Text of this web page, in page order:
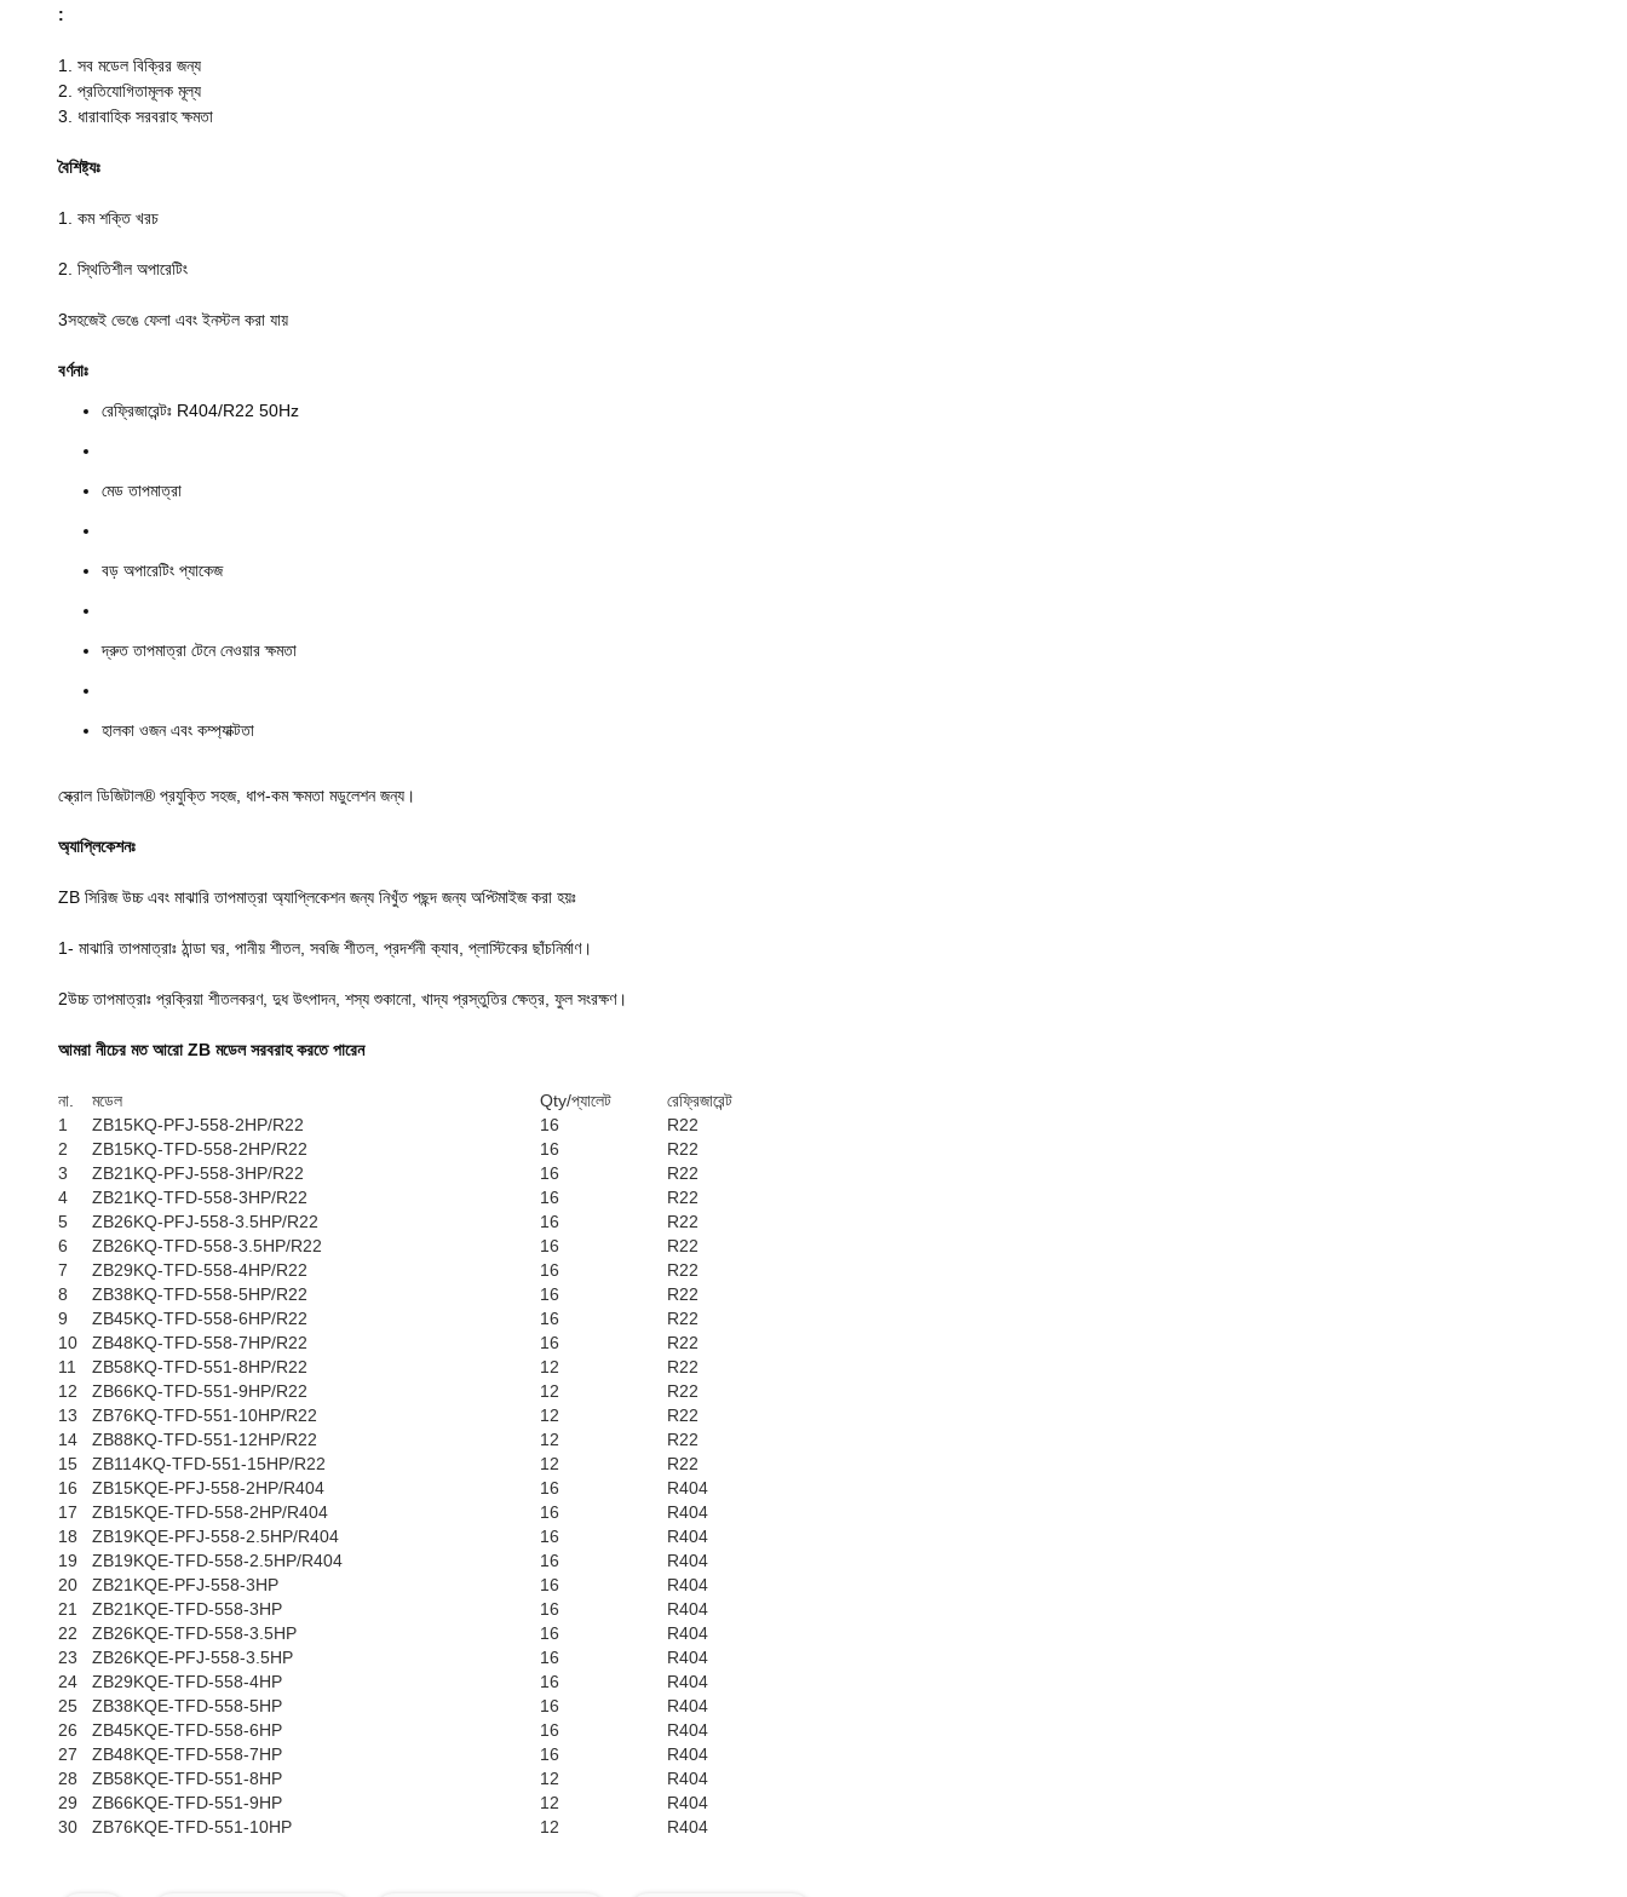
:
1. সব মডেল বিক্রির জন্য
2. প্রতিযোগিতামূলক মূল্য
3. ধারাবাহিক সরবরাহ ক্ষমতা
বৈশিষ্ট্যঃ
1. কম শক্তি খরচ
2. স্থিতিশীল অপারেটিং
3সহজেই ভেঙে ফেলা এবং ইনস্টল করা যায়
বর্ণনাঃ
রেফ্রিজারেন্টঃ R404/R22 50Hz
মেড তাপমাত্রা
বড় অপারেটিং প্যাকেজ
দ্রুত তাপমাত্রা টেনে নেওয়ার ক্ষমতা
হালকা ওজন এবং কম্প্যাক্টতা
স্ক্রোল ডিজিটাল® প্রযুক্তি সহজ, ধাপ-কম ক্ষমতা মডুলেশন জন্য।
অ্যাপ্লিকেশনঃ
ZB সিরিজ উচ্চ এবং মাঝারি তাপমাত্রা অ্যাপ্লিকেশন জন্য নিখুঁত পছন্দ জন্য অপ্টিমাইজ করা হয়ঃ
1- মাঝারি তাপমাত্রাঃ ঠান্ডা ঘর, পানীয় শীতল, সবজি শীতল, প্রদর্শনী ক্যাব, প্লাস্টিকের ছাঁচনির্মাণ।
2উচ্চ তাপমাত্রাঃ প্রক্রিয়া শীতলকরণ, দুধ উৎপাদন, শস্য শুকানো, খাদ্য প্রস্তুতির ক্ষেত্র, ফুল সংরক্ষণ।
আমরা নীচের মত আরো ZB মডেল সরবরাহ করতে পারেন
না. মডেল Qty/প্যালেট
রেফ্রিজারেন্ট
1
ZB15KQ-PFJ-558-2HP/R22 16
R22
2
ZB15KQ-TFD-558-2HP/R22 16
R22
3
ZB21KQ-PFJ-558-3HP/R22 16
R22
4
ZB21KQ-TFD-558-3HP/R22 16
R22
5
ZB26KQ-PFJ-558-3.5HP/R22 16
R22
6
ZB26KQ-TFD-558-3.5HP/R22 16
R22
7
ZB29KQ-TFD-558-4HP/R22 16
R22
8
ZB38KQ-TFD-558-5HP/R22 16
R22
9
ZB45KQ-TFD-558-6HP/R22 16
R22
10
ZB48KQ-TFD-558-7HP/R22 16
R22
11
ZB58KQ-TFD-551-8HP/R22 12
R22
12
ZB66KQ-TFD-551-9HP/R22 12
R22
13
ZB76KQ-TFD-551-10HP/R22 12
R22
14
ZB88KQ-TFD-551-12HP/R22 12
R22
15
ZB114KQ-TFD-551-15HP/R22 12
R22
16
ZB15KQE-PFJ-558-2HP/R404 16
R404
17
ZB15KQE-TFD-558-2HP/R404 16
R404
18
ZB19KQE-PFJ-558-2.5HP/R404 16
R404
19
ZB19KQE-TFD-558-2.5HP/R404 16
R404
20
ZB21KQE-PFJ-558-3HP 16
R404
21
ZB21KQE-TFD-558-3HP 16
R404
22
ZB26KQE-TFD-558-3.5HP 16
R404
23
ZB26KQE-PFJ-558-3.5HP 16
R404
24
ZB29KQE-TFD-558-4HP 16
R404
25
ZB38KQE-TFD-558-5HP 16
R404
26
ZB45KQE-TFD-558-6HP 16
R404
27
ZB48KQE-TFD-558-7HP 16
R404
28
ZB58KQE-TFD-551-8HP 12
R404
29
ZB66KQE-TFD-551-9HP 12
R404
30
ZB76KQE-TFD-551-10HP 12 R404